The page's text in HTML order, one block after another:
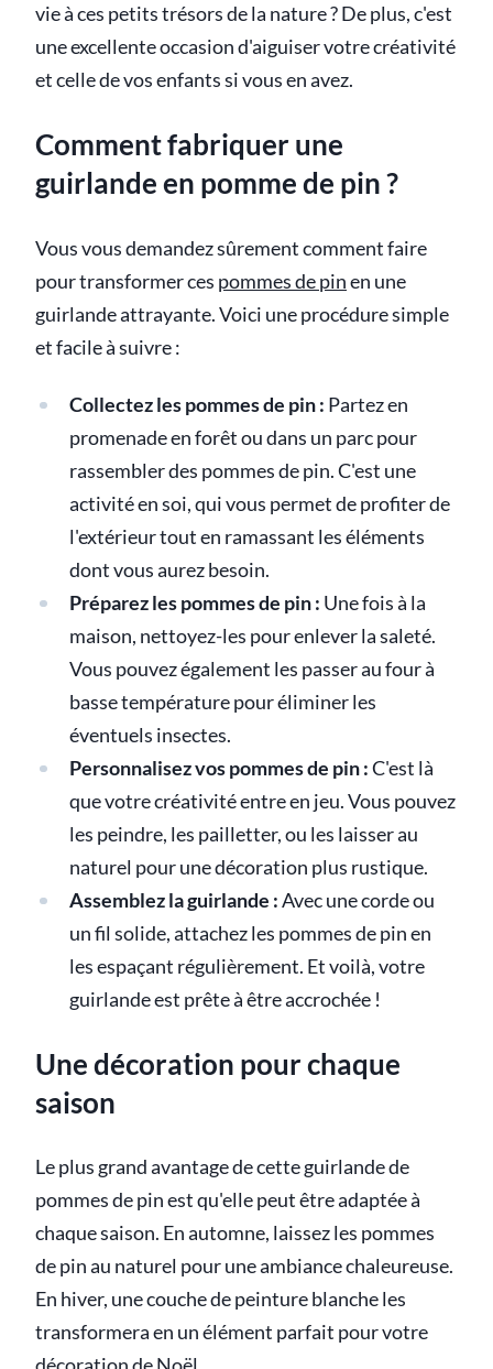
vie à ces petits trésors de la nature ? De plus, c'est
une excellente occasion d'aiguiser votre créativité
et celle de vos enfants si vous en avez.
Comment fabriquer une
guirlande en pomme de pin ?
Vous vous demandez sûrement comment faire
pour transformer ces pommes de pinen une
guirlande attrayante. Voici une procédure simple
et facile à suivre :
Collectez les pommes de pin : Partez en
promenade en forêt ou dans un parc pour
rassembler des pommes de pin. C'est une
activité en soi, qui vous permet de profiter de
l'extérieur tout en ramassant les éléments
dont vous aurez besoin.
Préparez les pommes de pin : Une fois à la
maison, nettoyez-les pour enlever la saleté.
Vous pouvez également les passer au four à
basse température pour éliminer les
éventuels insectes.
Personnalisez vos pommes de pin :C'est là
que votre créativité entre en jeu. Vous pouvez
les peindre, les pailletter, ou les laisser au
naturel pour une décoration plus rustique.
Assemblez la guirlande :Avec une corde ou
un fil solide, attachez les pommes de pin en
les espaçant régulièrement. Et voilà, votre
guirlande est prête à être accrochée !
Une décoration pour chaque
saison
Le plus grand avantage de cette guirlande de
pommes de pin est qu'elle peut être adaptée à
chaque saison. En automne, laissez les pommes
de pin au naturel pour une ambiance chaleureuse.
En hiver, une couche de peinture blanche les
transformera en un élément parfait pour votre